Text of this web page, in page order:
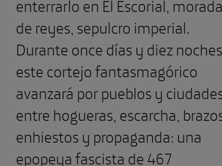
enterrarlo en El Escorial,
de reyes, sepulcro imperial.
Durante once días y diez
este cortejo fantasmagórico
avanzará por pueblos y
entre hogueras, escarcha,
enhiestos y propaganda: una
epopeya fascista de 467